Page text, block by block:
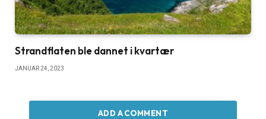
Strandflaten ble dannet i kvartær
JANUAR 24, 2023
ADD A COMMENT